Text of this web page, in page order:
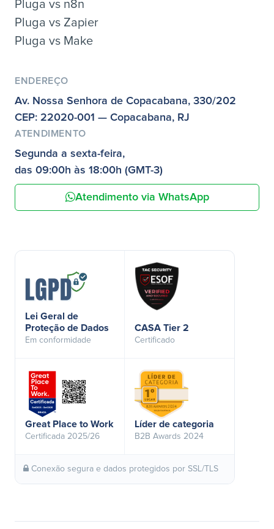
Pluga vs n8n
Pluga vs Zapier
Pluga vs Make
ENDEREÇO
Av. Nossa Senhora de Copacabana, 330/202
CEP: 22020-001 — Copacabana, RJ
ATENDIMENTO
Segunda a sexta-feira,
das 09:00h às 18:00h (GMT-3)
Atendimento via WhatsApp
Lei Geral de
Proteção de Dados
Em conformidade
CASA Tier 2
Certificado
Great Place to Work
Certificada 2025/26
Líder de categoria
B2B Awards 2024
Conexão segura e dados protegidos por SSL/TLS